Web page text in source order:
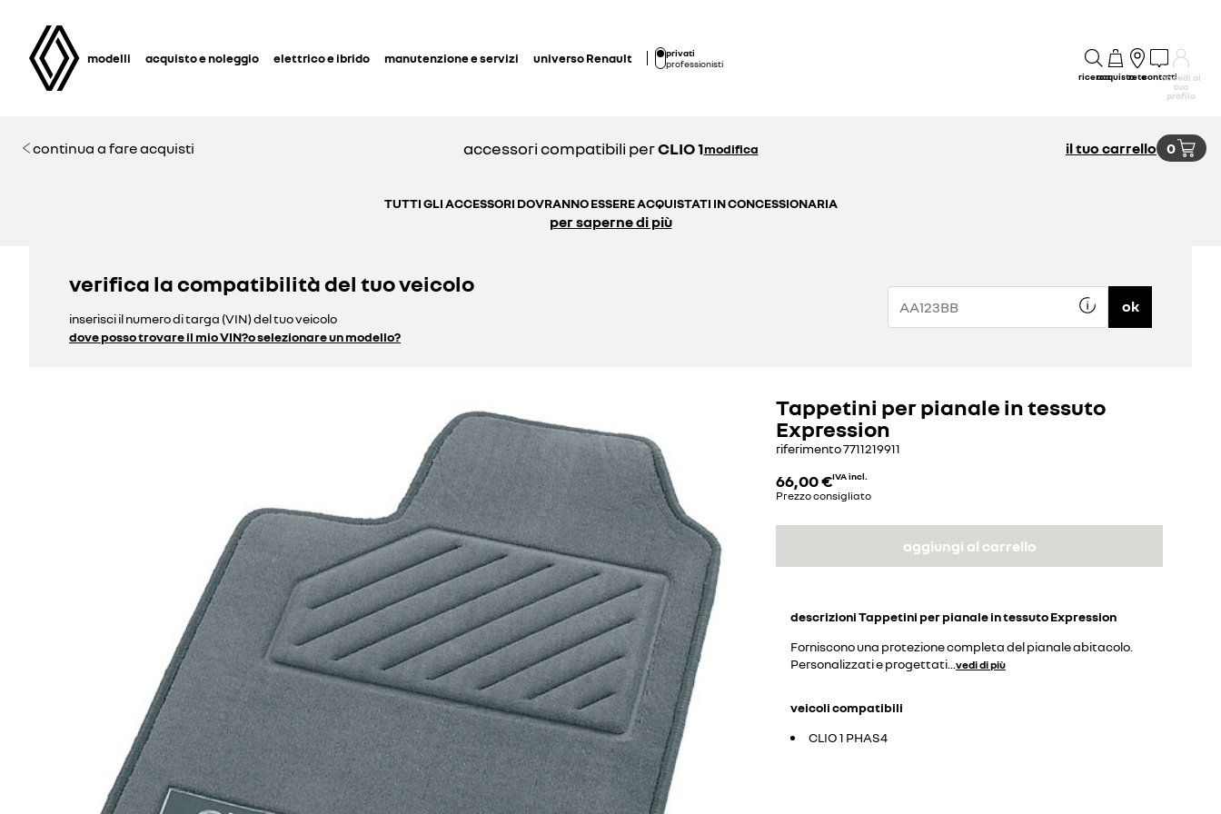
modelli acquisto e noleggio elettrico e ibrido manutenzione e servizi universo Renault
privati
professionisti
ricercaacquistoretecontattiaccedi al
tuo
profilo
continua a fare acquisti accessori compatibili perCLIO 1modifica il tuo carrello 0
TUTTI GLI ACCESSORI DOVRANNO ESSERE ACQUISTATI IN CONCESSIONARIA
per saperne di più
verifica la compatibilità del tuo veicolo
inserisci il numero di targa (VIN) del tuo veicolo
dove posso trovare il mio VIN?o selezionare un modello?
ok
Tappetini per pianale in tessuto
Expression
riferimento7711219911
66,00 €IVA incl.
Prezzo consigliato
aggiungi al carrello
descrizioniTappetini per pianale in tessuto Expression
Forniscono una protezione completa del pianale abitacolo.
Personalizzati e progettati vedi di più
veicoli compatibili
CLIO 1 PHAS4